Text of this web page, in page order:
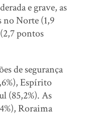
e grave, as
no Norte (1,9
pontos
de segurança
Espírito
(85,2%). As
Roraima